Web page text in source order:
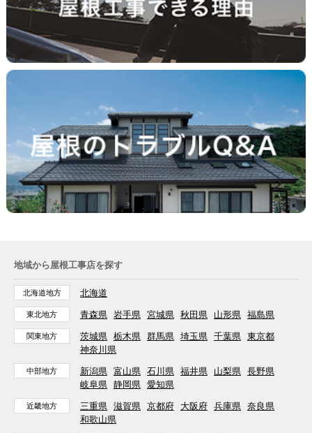
地域から屋根工事店を探す
北海道地方 北海道
東北地方 青森県 岩手県 宮城県 秋田県 山形県 福島県
関東地方 茨城県 栃木県 群馬県 埼玉県 千葉県 東京都
神奈川県
中部地方 新潟県 富山県 石川県 福井県 山梨県 長野県
岐阜県 静岡県 愛知県
近畿地方 三重県 滋賀県 京都府 大阪府 兵庫県 奈良県
和歌山県